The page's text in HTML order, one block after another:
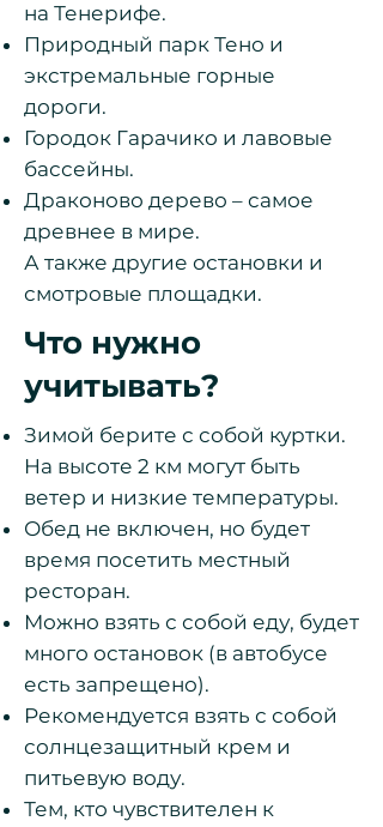
на Тенерифе.
Природный парк Тено и
экстремальные горные
дороги.
Городок Гарачико и лавовые
бассейны.
Драконово дерево – самое
древнее в мире.
А также другие остановки и
смотровые площадки.
Что нужно
учитывать?
Зимой берите с собой куртки.
На высоте 2 км могут быть
ветер и низкие температуры.
Обед не включен, но будет
время посетить местный
ресторан.
Можно взять с собой еду, будет
много остановок (в автобусе
есть запрещено).
Рекомендуется взять с собой
солнцезащитный крем и
питьевую воду.
Тем, кто чувствителен к